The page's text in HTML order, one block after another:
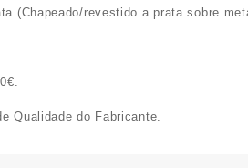
(Chapeado/revestido a prata sobre
Qualidade do Fabricante.